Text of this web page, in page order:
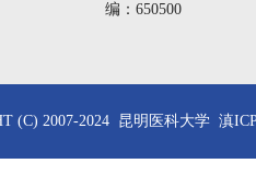
编：650500
(C) 2007-2024 昆明医科大学 滇